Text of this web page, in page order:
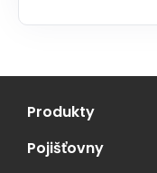
Produkty
Pojišťovny